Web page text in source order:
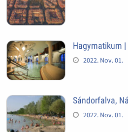
Hagymatikum
2022. Nov. 01.
Sándorfalva,
2022. Nov. 01.